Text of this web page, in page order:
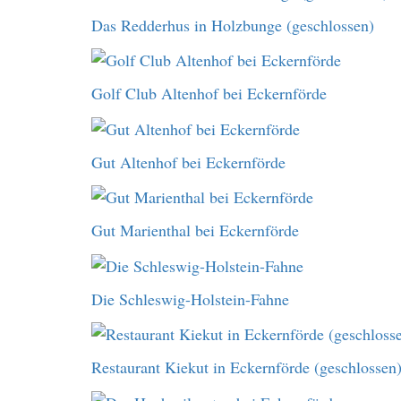
Das Redderhus in Holzbunge (geschlossen)
Golf Club Altenhof bei Eckernförde
Gut Altenhof bei Eckernförde
Gut Marienthal bei Eckernförde
Die Schleswig-Holstein-Fahne
Restaurant Kiekut in Eckernförde (geschlossen)